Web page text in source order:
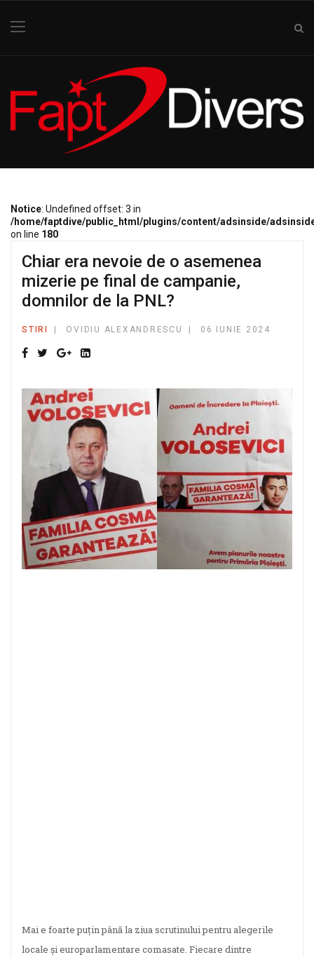
Notice: Undefined offset: 3 in
/home/faptdive/public_html/plugins/content/adsinside/
on line 180
Chiar era nevoie de o asemenea
mizerie pe final de campanie,
domnilor de la PNL?
STIRI OVIDIU ALEXANDRESCU 06 IUNIE 2024
Mai e foarte puțin până la ziua scrutinului pentru alegerile
locale și europarlamentare comasate. Fiecare dintre